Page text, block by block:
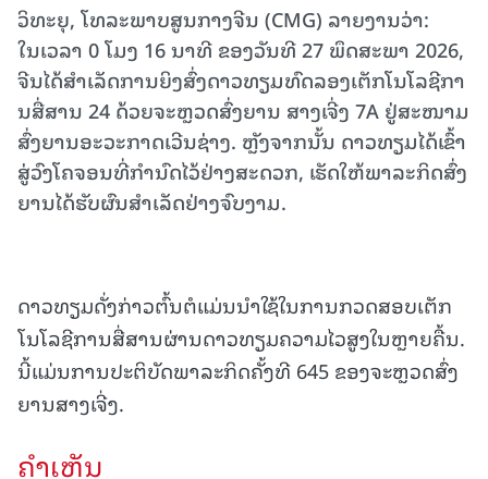
ວິທະຍຸ, ໂທລະພາບສູນກາງຈີນ (CMG) ລາຍງານວ່າ:
ໃນເວ​ລາ 0 ໂມ​ງ 16 ນາ​ທີ​ ຂອງວັນ​ທີ 27 ພຶດ​ສະ​ພາ​ 2026,
ຈີນ​ໄດ້ສຳ​ເລັດ​ການ​ຍິງ​ສົ່ງ​ດາວ​ທຽມ​ທົດ​ລອງ​ເຕັກ​ໂນ​ໂລ​ຊີ​ກາ​
ນ​ສື່​ສານ​ 24 ​ດ້ວຍ​ຈະຫຼວດ​ສົ່ງ​ຍານ ສາງ​ເຈີ່ງ 7A ຢູ່​ສະ​ໜາມ​
ສົ່ງ​ຍານ​ອະ​ວະ​ກາດ​ເວີນ​ຊ່າງ. ຫຼັງ​ຈາກ​ນັ້ນ ດາວ​ທຽມ​ໄດ້​ເຂົ້າ​
ສູ່​ວົງ​ໂຄ​ຈອນ​ທີ່​ກຳ​ນົດ​ໄວ້​ຢ່າງ​ສະ​ດວກ, ເຮັດ​ໃຫ້​ພາ​ລະ​ກິດ​ສົ່ງ​
ຍານ​ໄດ້​ຮັບ​ຜົນ​ສຳ​ເລັດ​ຢ່າງ​ຈົບ​ງາມ.
ດາວທຽມດັ່ງກ່າວຕົ້ນຕໍແມ່ນນຳໃຊ້ໃນການກວດສອບເຕັກ
ໂນໂລຊີການສື່ສານຜ່ານດາວທຽມຄວາມໄວສູງໃນຫຼາຍຄື້ນ.
ນີ້ແມ່ນການປະຕິບັດພາລະກິດຄັ້ງທີ 645 ຂອງຈະຫຼວດສົ່ງ
ຍານສາງເຈີ່ງ.
ຄໍາເຫັນ